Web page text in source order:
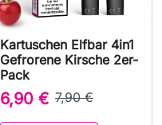
Kartuschen Elfbar 4in1
Gefrorene Kirsche 2er-
Pack
6,90 € 7,90 €